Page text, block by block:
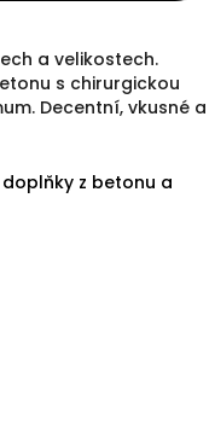
a velikostech.
s chirurgickou
Decentní, vkusné a
z betonu a